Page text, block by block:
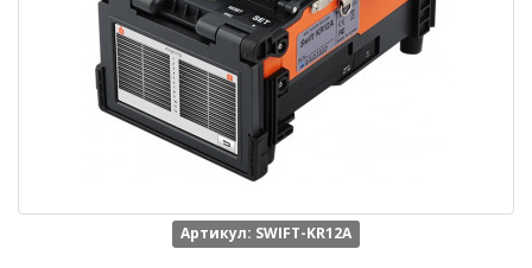
Артикул: SWIFT-KR12A